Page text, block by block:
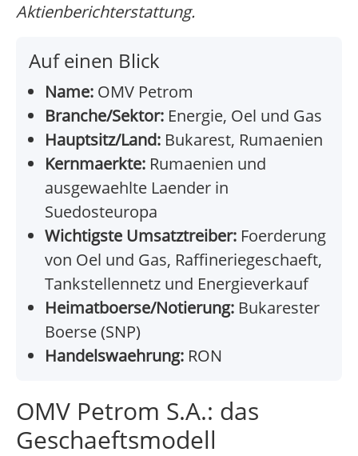
Aktienberichterstattung.
Auf einen Blick
Name: OMV Petrom
Branche/Sektor: Energie, Oel und Gas
Hauptsitz/Land: Bukarest, Rumaenien
Kernmaerkte: Rumaenien und
ausgewaehlte Laender in
Suedosteuropa
Wichtigste Umsatztreiber: Foerderung
von Oel und Gas, Raffineriegeschaeft,
Tankstellennetz und Energieverkauf
Heimatboerse/Notierung: Bukarester
Boerse (SNP)
Handelswaehrung: RON
OMV Petrom S.A.: das
Geschaeftsmodell